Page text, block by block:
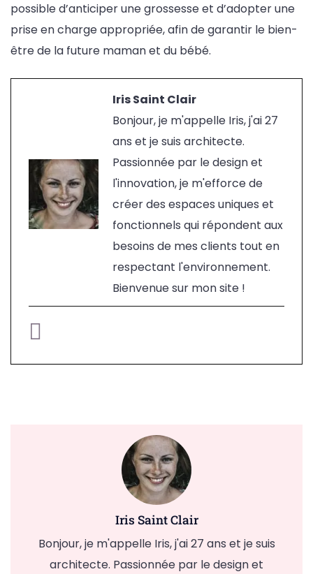
possible d’anticiper une grossesse et d’adopter une
prise en charge appropriée, afin de garantir le bien-
être de la future maman et du bébé.
Iris Saint Clair
Bonjour, je m'appelle Iris, j'ai 27
ans et je suis architecte.
Passionnée par le design et
l'innovation, je m'efforce de
créer des espaces uniques et
fonctionnels qui répondent aux
besoins de mes clients tout en
respectant l'environnement.
Bienvenue sur mon site !
Iris Saint Clair
Bonjour, je m'appelle Iris, j'ai 27 ans et je suis
architecte. Passionnée par le design et